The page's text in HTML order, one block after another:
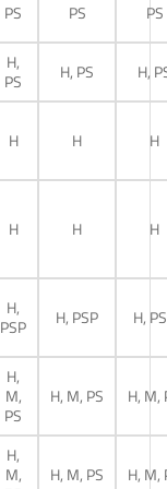
PS PS PS
H,
PS
H, PS H,
H H H
H H H
H,
PSP
H, PSP H,
H,
M,
PS
H, M, PS H, M,
H,
M,
H, M, PS H, M,